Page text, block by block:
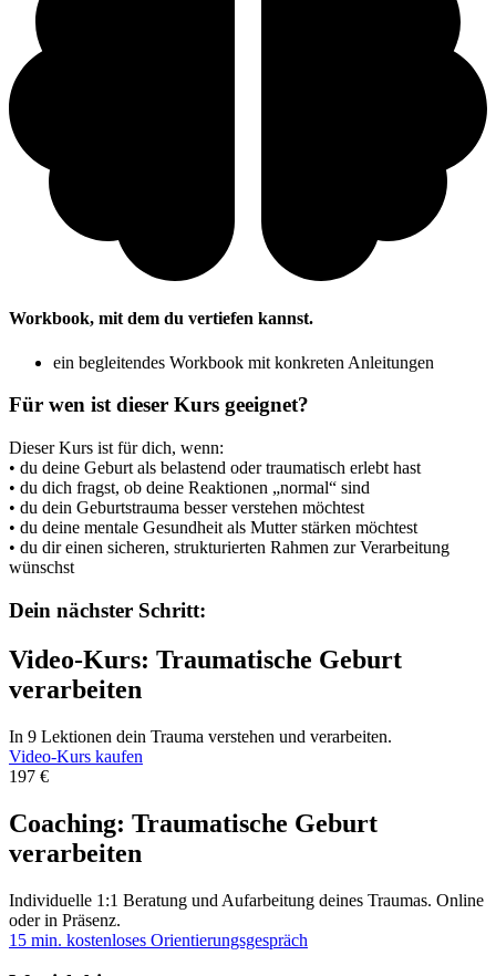
Workbook, mit dem du vertiefen kannst.
ein begleitendes Workbook mit konkreten Anleitungen
Für wen ist dieser Kurs geeignet?
Dieser Kurs ist für dich, wenn:
• du deine Geburt als belastend oder traumatisch erlebt hast
• du dich fragst, ob deine Reaktionen „normal“ sind
• du dein Geburtstrauma besser verstehen möchtest
• du deine mentale Gesundheit als Mutter stärken möchtest
• du dir einen sicheren, strukturierten Rahmen zur Verarbeitung
wünschst
Dein nächster Schritt:
Video-Kurs: Traumatische Geburt
verarbeiten
In 9 Lektionen dein Trauma verstehen und verarbeiten.
Video-Kurs kaufen
197 €
Coaching: Traumatische Geburt
verarbeiten
Individuelle 1:1 Beratung und Aufarbeitung deines Traumas. Online
oder in Präsenz.
15 min. kostenloses Orientierungsgespräch